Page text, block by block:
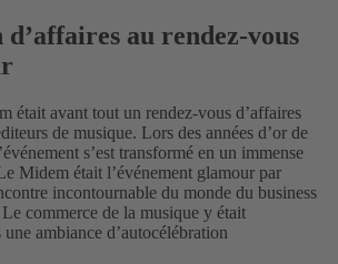
au rendez-vous
était avant tout un rendez-vous d’affaires
de musique. Lors des années d’or de
s’est transformé en un immense
Midem était l’événement glamour par
incontournable du monde du business
commerce de la musique y était
ambiance d’autocélébration